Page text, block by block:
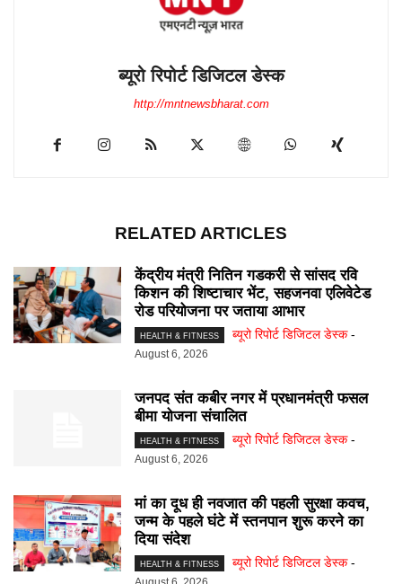
ब्यूरो रिपोर्ट डिजिटल डेस्क
http://mntnewsbharat.com
RELATED ARTICLES
केंद्रीय मंत्री नितिन गडकरी से सांसद रवि
किशन की शिष्टाचार भेंट, सहजनवा एलिवेटेड
रोड परियोजना पर जताया आभार
HEALTH & FITNESS ब्यूरो रिपोर्ट डिजिटल डेस्क -
August 6, 2026
जनपद संत कबीर नगर में प्रधानमंत्री फसल
बीमा योजना संचालित
HEALTH & FITNESS ब्यूरो रिपोर्ट डिजिटल डेस्क -
August 6, 2026
मां का दूध ही नवजात की पहली सुरक्षा कवच,
जन्म के पहले घंटे में स्तनपान शुरू करने का
दिया संदेश
HEALTH & FITNESS ब्यूरो रिपोर्ट डिजिटल डेस्क -